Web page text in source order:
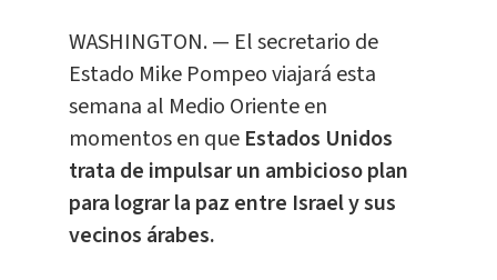
WASHINGTON. — El secretario de
Estado Mike Pompeo viajará esta
semana al Medio Oriente en
momentos en que Estados Unidos
trata de impulsar un ambicioso plan
para lograr la paz entre Israel y sus
vecinos árabes.